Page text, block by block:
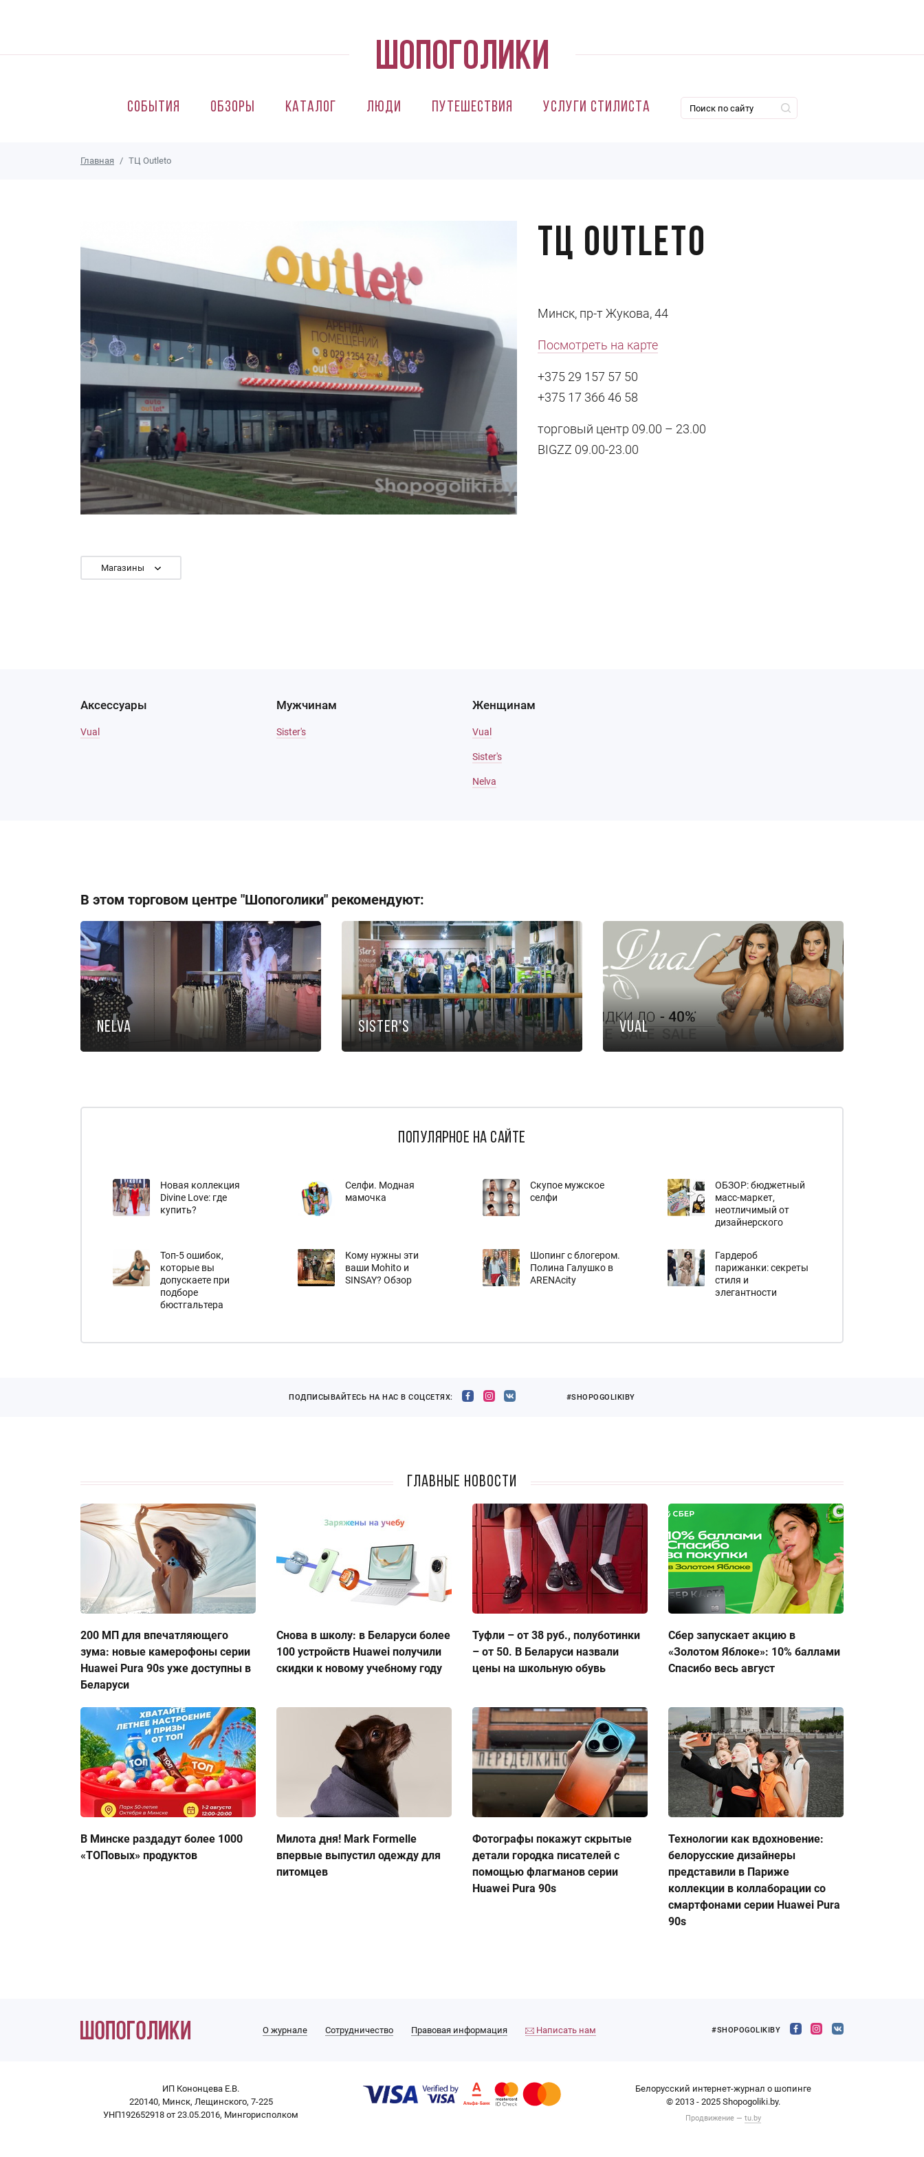
События Обзоры Каталог Люди Путешествия Услуги стилиста
Главная ТЦ Outleto
ТЦ Outleto
Минск, пр-т Жукова, 44
Посмотреть на карте
+375 29 157 57 50
+375 17 366 46 58
торговый центр 09.00 – 23.00
BIGZZ 09.00-23.00
Магазины
Аксессуары
Vual
Мужчинам
Sister's
Женщинам
Vual
Sister's
Nelva
В этом торговом центре "Шопоголики" рекомендуют:
Nelva Sister's Vual
популярное на сайте
Новая коллекция
Divine Love: где
купить?
Селфи. Модная
мамочка
Скупое мужское
селфи
ОБЗОР: бюджетный
масс-маркет,
неотличимый от
дизайнерского
Топ-5 ошибок,
которые вы
допускаете при
подборе
бюстгальтера
Кому нужны эти
ваши Mohito и
SINSAY? Обзор
Шопинг с блогером.
Полина Галушко в
ARENAcity
Гардероб
парижанки: секреты
стиля и
элегантности
ПОДПИСЫВАЙТЕСЬ НА НАС В СОЦСЕТЯХ: #SHOPOGOLIKIBY
Главные новости
200 МП для впечатляющего
зума: новые камерофоны серии
Huawei Pura 90s уже доступны в
Беларуси
Снова в школу: в Беларуси более
100 устройств Huawei получили
скидки к новому учебному году
Туфли – от 38 руб., полуботинки
– от 50. В Беларуси назвали
цены на школьную обувь
Сбер запускает акцию в
«Золотом Яблоке»: 10% баллами
Спасибо весь август
В Минске раздадут более 1000
«ТОПовых» продуктов
Милота дня! Mark Formelle
впервые выпустил одежду для
питомцев
Фотографы покажут скрытые
детали городка писателей с
помощью флагманов серии
Huawei Pura 90s
Технологии как вдохновение:
белорусские дизайнеры
представили в Париже
коллекции в коллаборации со
смартфонами серии Huawei Pura
90s
О журнале Сотрудничество Правовая информация Написать нам #SHOPOGOLIKIBY
ИП Кононцева Е.В.
220140, Минск, Лещинского, 7-225
УНП192652918 от 23.05.2016, Мингорисполком
Белорусский интернет-журнал о шопинге
© 2013 - 2025 Shopogoliki.by.
Продвижение — tu.by